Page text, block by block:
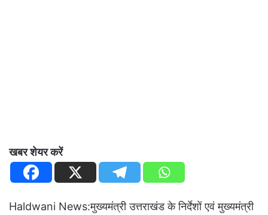
खबर शेयर करें
Haldwani News:मुख्यमंत्री उत्तराखंड के निर्देशों एवं मुख्यमंत्री